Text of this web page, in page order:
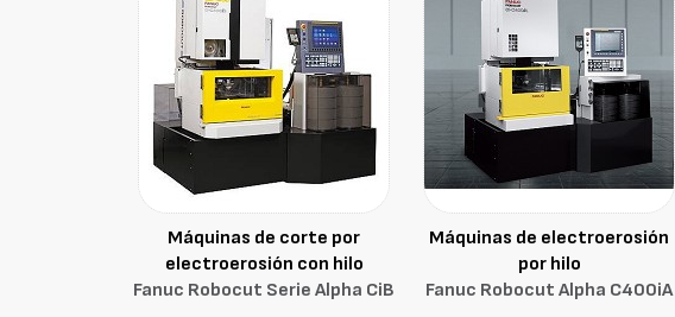
Máquinas de corte por
electroerosión con hilo
Fanuc Robocut Serie Alpha CiB
Máquinas de electroerosión
por hilo
Fanuc Robocut Alpha C400iA